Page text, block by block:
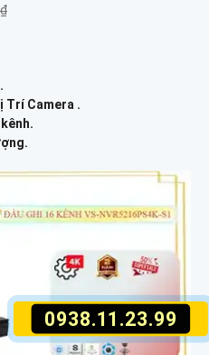
0938.11.23.99
Trí Camera .